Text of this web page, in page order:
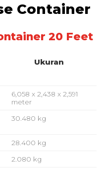
Container
20 Feet
Ukuran
6,058 x 2,438 x 2,591
meter
30.480 kg
28.400 kg
2.080 kg